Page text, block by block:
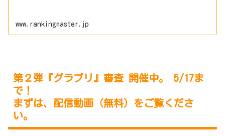
www.rankingmaster.jp
第２弾『グラプリ』審査 開催中。 5/17ま
で！
まずは、配信動画（無料）をご覧くださ
い。